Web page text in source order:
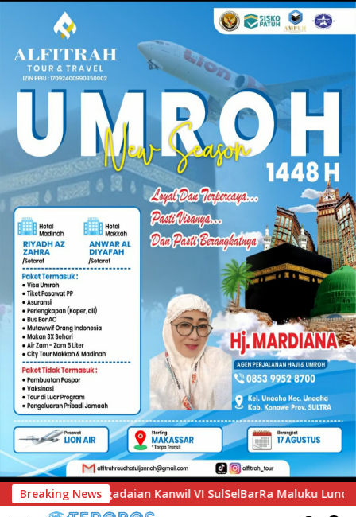
Breaking News
VI SulSelBarRa Maluku Luncurkan Program PANDE EMAS